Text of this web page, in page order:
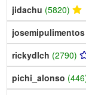
jidachu (5820)
josemipulimentos
rickydlch (2790)
pichi_alonso